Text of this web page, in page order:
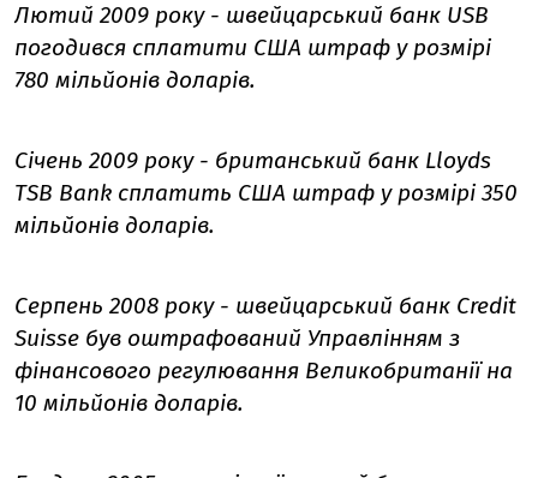
Лютий 2009 року - швейцарський банк USB
погодився сплатити США штраф у розмірі
780 мільйонів доларів.
Січень 2009 року - британський банк Lloyds
TSB Bank сплатить США штраф у розмірі 350
мільйонів доларів.
Серпень 2008 року - швейцарський банк Credit
Suisse був оштрафований Управлінням з
фінансового регулювання Великобританії на
10 мільйонів доларів.